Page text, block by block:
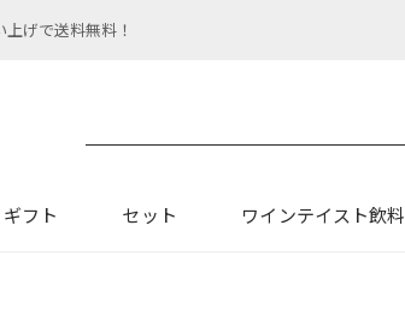
げで送料無料！
ギフト セット ワインテイスト飲料